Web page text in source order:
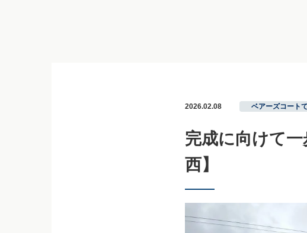
2026.02.08 ベアーズコート
完成に向けて
西】